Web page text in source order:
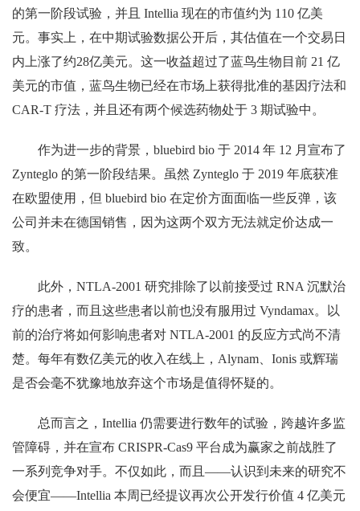
的第一阶段试验，并且 Intellia 现在的市值约为 110 亿美
元。事实上，在中期试验数据公开后，其估值在一个交易日
内上涨了约28亿美元。这一收益超过了蓝鸟生物目前 21 亿
美元的市值，蓝鸟生物已经在市场上获得批准的基因疗法和
CAR-T 疗法，并且还有两个候选药物处于 3 期试验中。
作为进一步的背景，bluebird bio 于 2014 年 12 月宣布了
Zynteglo 的第一阶段结果。虽然 Zynteglo 于 2019 年底获准
在欧盟使用，但 bluebird bio 在定价方面面临一些反弹，该
公司并未在德国销售，因为这两个双方无法就定价达成一
致。
此外，NTLA-2001 研究排除了以前接受过 RNA 沉默治
疗的患者，而且这些患者以前也没有服用过 Vyndamax。以
前的治疗将如何影响患者对 NTLA-2001 的反应方式尚不清
楚。每年有数亿美元的收入在线上，Alynam、Ionis 或辉瑞
是否会毫不犹豫地放弃这个市场是值得怀疑的。
总而言之，Intellia 仍需要进行数年的试验，跨越许多监
管障碍，并在宣布 CRISPR-Cas9 平台成为赢家之前战胜了
一系列竞争对手。不仅如此，而且——认识到未来的研究不
会便宜——Intellia 本周已经提议再次公开发行价值 4 亿美元